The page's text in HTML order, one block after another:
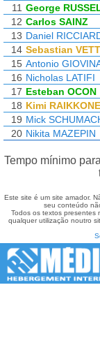
11 George
12 Carlos SAINZ
13 Daniel
14 Sebastian
15 Antonio
16 Nicholas LATIFI
17 Esteban OCON
18 Kimi
19 Mick
20 Nikita MAZEPIN
Tempo mínimo
Este site é um site amador.
seu conteúdo
Todos os textos presentes
qualquer utilização noutro